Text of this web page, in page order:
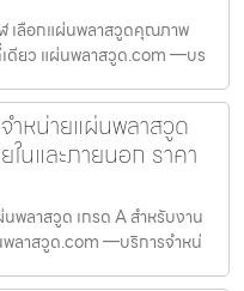
เลือกแผ่นพลาสวูดคุณภาพ
ดียว แผ่นพลาสวูด.com —บร
ำหน่ายแผ่นพลาสวูด
นและภายนอก ราคา
พลาสวูด เกรด A สำหรับงาน
พลาสวูด.com —บริการจำหน่